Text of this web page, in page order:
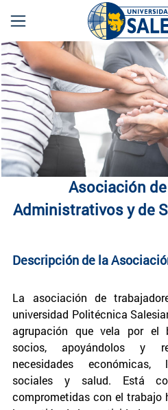
ADAUPS UPS |
more
Asociación
Administrativos y de
Descripción de la
La asociación de
universidad Politécnica
agrupación que vela por el
socios, apoyándolos y
necesidades económicas,
sociales y salud. Está
comprometidas con el trabajo